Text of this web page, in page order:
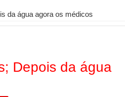
e traslados em Porto Seguro,
dos canais de denúncia das
com a chegada da
Streamings Piratas: Entenda o
Jaque Rosa ensina tarólogas a
da água agora os médicos
Depois da água